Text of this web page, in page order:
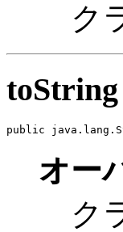
ク
toString
public
オー
ク